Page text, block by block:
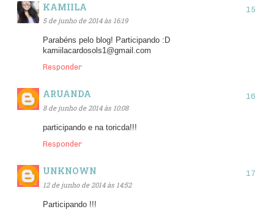
KAMIILA
5 de junho de 2014 às 16:19
Parabéns pelo blog! Participando :D
kamiilacardosols1@gmail.com
Responder
ARUANDA
8 de junho de 2014 às 10:08
participando e na toricda!!!
Responder
UNKNOWN
12 de junho de 2014 às 14:52
Participando !!!